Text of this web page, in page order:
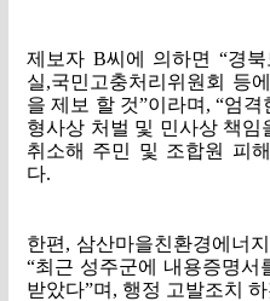
제보자 B씨에 의하면 “경북
실,국민고충처리위원회 등
을 제보 할 것”이라며 , “엄격
형사상 처벌 및 민사상 책
취소해 주민 및 조합원 피
다.
한편 ,삼산마을친환경에너
“최근 성주군에 내용증명서
받았다”며 , 행정 고발조치